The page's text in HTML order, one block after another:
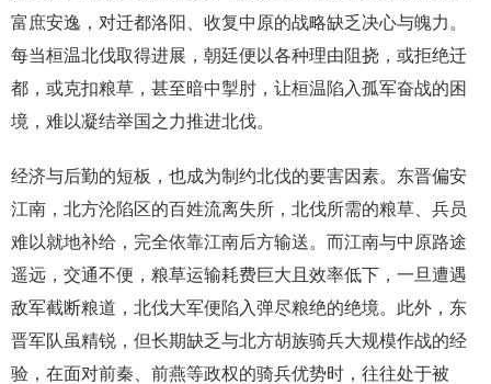
富庶安逸，对迁都洛阳、收复中原的战略缺乏决心与魄力。
每当桓温北伐取得进展，朝廷便以各种理由阻挠，或拒绝迁
都，或克扣粮草，甚至暗中掣肘，让桓温陷入孤军奋战的困
境，难以凝结举国之力推进北伐。
经济与后勤的短板，也成为制约北伐的要害因素。东晋偏安
江南，北方沦陷区的百姓流离失所，北伐所需的粮草、兵员
难以就地补给，完全依靠江南后方输送。而江南与中原路途
遥远，交通不便，粮草运输耗费巨大且效率低下，一旦遭遇
敌军截断粮道，北伐大军便陷入弹尽粮绝的绝境。此外，东
晋军队虽精锐，但长期缺乏与北方胡族骑兵大规模作战的经
验，在面对前秦、前燕等政权的骑兵优势时，往往处于被